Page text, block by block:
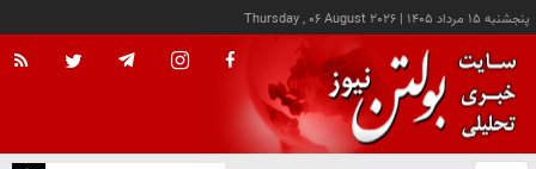
پنجشنبه ۱۵ مرداد ۱۴۰۵ |
Thursday , 06 August 2026